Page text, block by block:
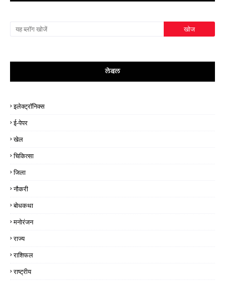
लेबल
इलेक्ट्रॉनिक्स
ई-पेपर
खेल
चिकित्सा
जिला
नौकरी
बोधकथा
मनोरंजन
राज्य
राशिफल
राष्ट्रीय